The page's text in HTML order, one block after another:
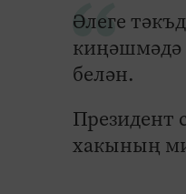
Әлеге
киңәшмәдә
белән.
Президент
хакының